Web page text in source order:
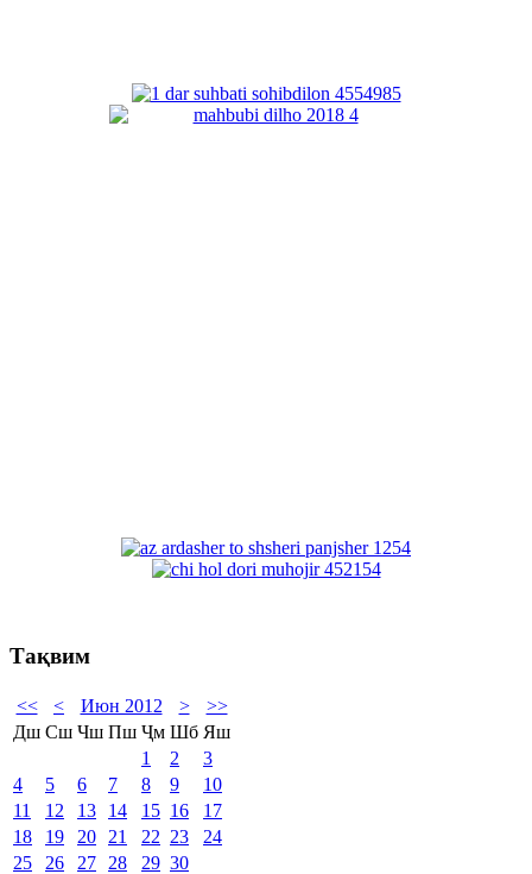
Тақвим
<< < Июн 2012 >
>>
Дш Сш Чш Пш Ҷм Шб Яш
1
2
3
4
5 6 7 8 9
10
11
12 13 14 15 16
17
18
19 20 21 22 23
24
25
26 27 28 29 30